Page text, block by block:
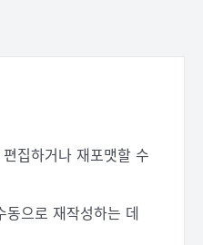
집하거나 재포맷할 수
으로 재작성하는 데